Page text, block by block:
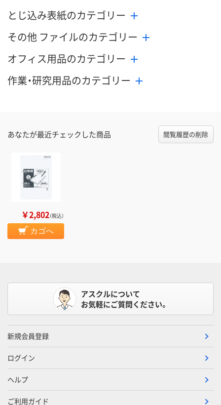
とじ込み表紙のカテゴリー
その他 ファイルのカテゴリー
オフィス用品のカテゴリー
作業・研究用品のカテゴリー
あなたが最近チェックした商品 閲覧履歴の削除
￥2,802（税込）
カゴへ
アスクルについて
お気軽にご質問ください。
新規会員登録
ログイン
ヘルプ
ご利用ガイド